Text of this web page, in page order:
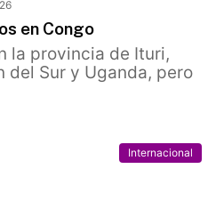
en Congo
la provincia de Ituri,
del Sur y Uganda, pero
Internacional